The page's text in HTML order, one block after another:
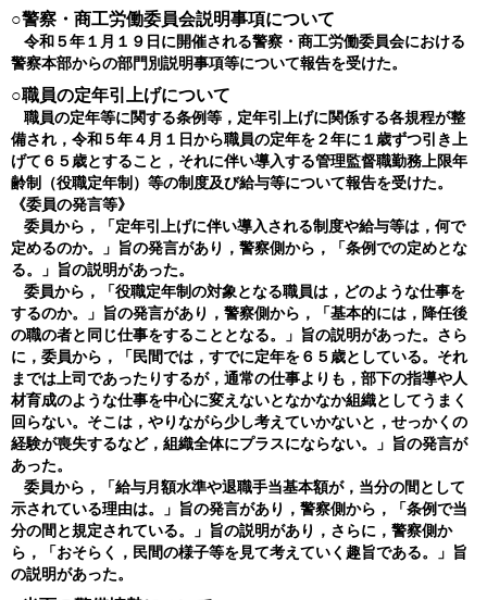
○警察・商工労働委員会説明事項について
令和５年１月１９日に開催される警察・商工労働委員会における
警察本部からの部門別説明事項等について報告を受けた。
○職員の定年引上げについて
職員の定年等に関する条例等，定年引上げに関係する各規程が整
備され，令和５年４月１日から職員の定年を２年に１歳ずつ引き上
げて６５歳とすること，それに伴い導入する管理監督職勤務上限年
齢制（役職定年制）等の制度及び給与等について報告を受けた。
《委員の発言等》
委員から，「定年引上げに伴い導入される制度や給与等は，何で
定めるのか。」旨の発言があり，警察側から，「条例での定めとな
る。」旨の説明があった。
委員から，「役職定年制の対象となる職員は，どのような仕事を
するのか。」旨の発言があり，警察側から，「基本的には，降任後
の職の者と同じ仕事をすることとなる。」旨の説明があった。さら
に，委員から，「民間では，すでに定年を６５歳としている。それ
までは上司であったりするが，通常の仕事よりも，部下の指導や人
材育成のような仕事を中心に変えないとなかなか組織としてうまく
回らない。そこは，やりながら少し考えていかないと，せっかくの
経験が喪失するなど，組織全体にプラスにならない。」旨の発言が
あった。
委員から，「給与月額水準や退職手当基本額が，当分の間として
示されている理由は。」旨の発言があり，警察側から，「条例で当
分の間と規定されている。」旨の説明があり，さらに，警察側か
ら，「おそらく，民間の様子等を見て考えていく趣旨である。」旨
の説明があった。